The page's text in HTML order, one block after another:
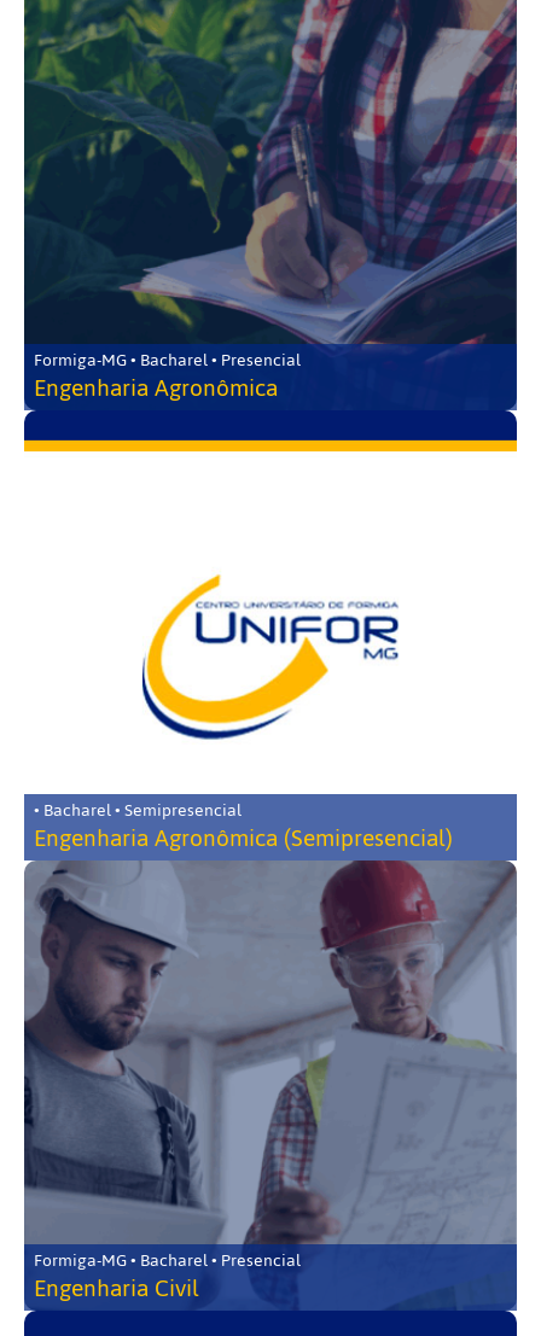
Formiga-MG • Bacharel • Presencial
Engenharia Agronômica
• Bacharel • Semipresencial
Engenharia Agronômica (Semipresencial)
Formiga-MG • Bacharel • Presencial
Engenharia Civil